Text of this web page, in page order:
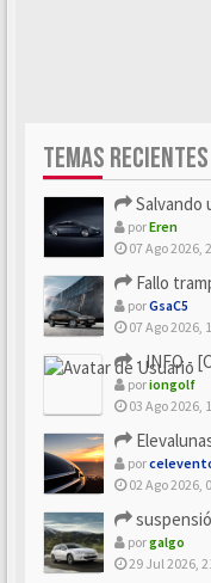
TEMAS RECIENTES
Salvando un
porEren
07 Ago 2026,
Fallo
porGsaC5
07 Ago 2026,
- INFO -
poriongolf
03 Ago 2026,
por
02 Ago 2026,
porgalgo
29 Jul 2026,